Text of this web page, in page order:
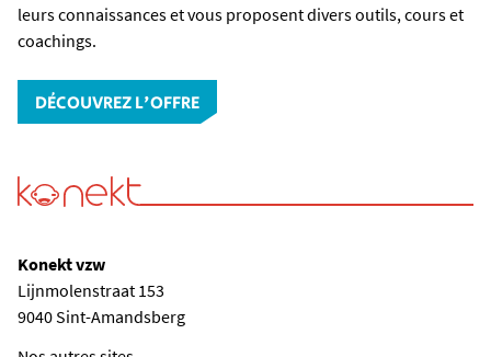
leurs connaissances et vous proposent divers outils, cours et
coachings.
DÉCOUVREZ L'OFFRE
Konekt vzw
Lijnmolenstraat 153
9040 Sint-Amandsberg